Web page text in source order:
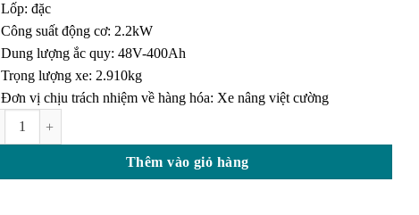
Lốp: đặc
Công suất động cơ: 2.2kW
Dung lượng ắc quy: 48V-400Ah
Trọng lượng xe: 2.910kg
Đơn vị chịu trách nhiệm về hàng hóa: Xe nâng việt cường
Thêm vào giỏ hàng